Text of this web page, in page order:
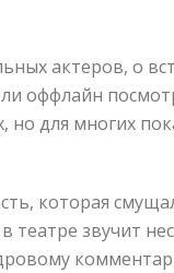
актеров, о
оффлайн
но для многих
которая
звучит